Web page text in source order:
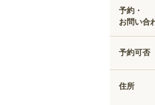
予約・
お問い合
予約可否
住所